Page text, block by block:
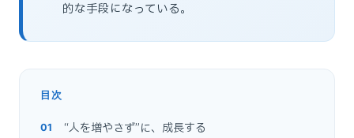
的な手段になっている。
目次
“人を増やさず”に、成長する